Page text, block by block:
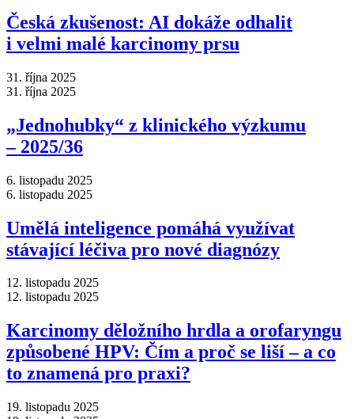
Česká zkušenost: AI dokáže odhalit
i velmi malé karcinomy prsu
31. října 2025
31. října 2025
„Jednohubky“ z klinického výzkumu
–⁠ 2025/36
6. listopadu 2025
6. listopadu 2025
Umělá inteligence pomáhá využívat
stávající léčiva pro nové diagnózy
12. listopadu 2025
12. listopadu 2025
Karcinomy děložního hrdla a orofaryngu
způsobené HPV: Čím a proč se liší –⁠ a co
to znamená pro praxi?
19. listopadu 2025